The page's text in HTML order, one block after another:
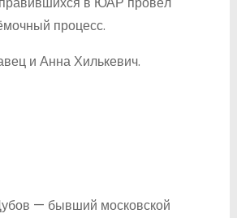
процесс.
и Анна Хилькевич.
— бывший московской